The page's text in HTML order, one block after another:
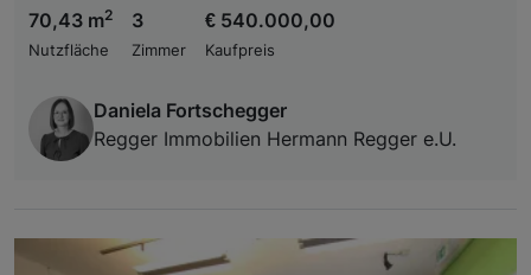
70,43 m2
Nutzfläche
3
Zimmer
€ 540.000,00
Kaufpreis
Daniela Fortschegger
Regger Immobilien Hermann Regger e.U.